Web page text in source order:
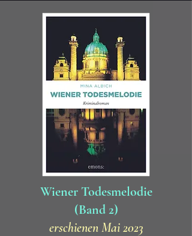
Wiener Todesmelodie
(Band 2)
erschienen Mai 2023